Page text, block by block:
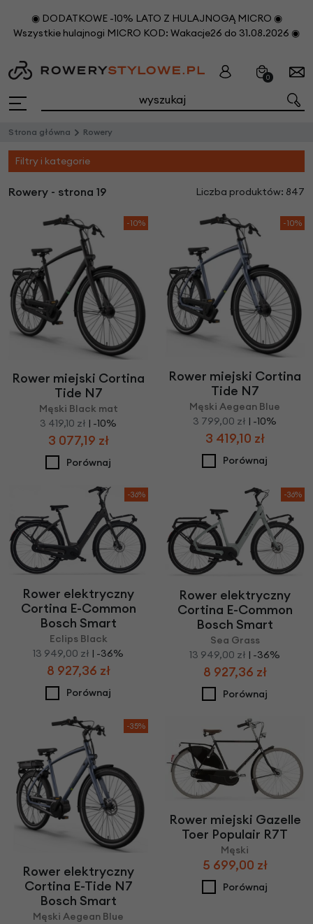
◉ DODATKOWE -10% LATO Z HULAJNOGĄ MICRO ◉
Wszystkie hulajnogi MICRO KOD: Wakacje26 do 31.08.2026 ◉
0
Strona główna Rowery
Filtry i kategorie
Rowery - strona 19 Liczba produktów: 847
-10%
Rower miejski Cortina
Tide N7
Męski Black mat
3 419,10 zł | -10%
3 077,19 zł
Porównaj
-10%
Rower miejski Cortina
Tide N7
Męski Aegean Blue
3 799,00 zł | -10%
3 419,10 zł
Porównaj
-36%
Rower elektryczny
Cortina E-Common
Bosch Smart
Eclips Black
13 949,00 zł | -36%
8 927,36 zł
Porównaj
-36%
Rower elektryczny
Cortina E-Common
Bosch Smart
Sea Grass
13 949,00 zł | -36%
8 927,36 zł
Porównaj
-35%
Rower elektryczny
Cortina E-Tide N7
Bosch Smart
Męski Aegean Blue
Rower miejski Gazelle
Toer Populair R7T
Męski
5 699,00 zł
Porównaj